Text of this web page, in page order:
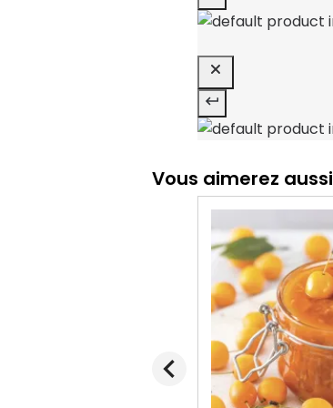
Vous aimerez aussi
chevron_left